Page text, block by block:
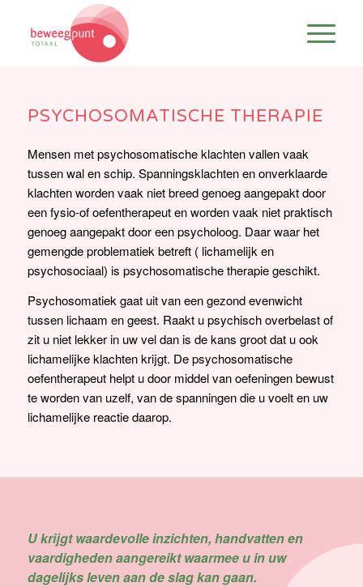
PSYCHOSOMATISCHE THERAPIE
Mensen met psychosomatische klachten vallen vaak
tussen wal en schip. Spanningsklachten en onverklaarde
klachten worden vaak niet breed genoeg aangepakt door
een fysio-of oefentherapeut en worden vaak niet praktisch
genoeg aangepakt door een psycholoog. Daar waar het
gemengde problematiek betreft ( lichamelijk en
psychosociaal) is psychosomatische therapie geschikt.
Psychosomatiek gaat uit van een gezond evenwicht
tussen lichaam en geest. Raakt u psychisch overbelast of
zit u niet lekker in uw vel dan is de kans groot dat u ook
lichamelijke klachten krijgt. De psychosomatische
oefentherapeut helpt u door middel van oefeningen bewust
te worden van uzelf, van de spanningen die u voelt en uw
lichamelijke reactie daarop.
U krijgt waardevolle inzichten, handvatten en
vaardigheden aangereikt waarmee u in uw
dagelijks leven aan de slag kan gaan.